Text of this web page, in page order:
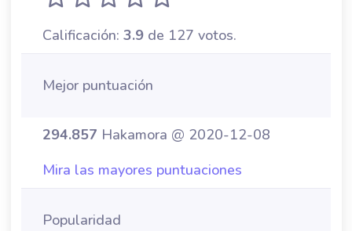
Calificación: 3.9 de 127 votos.
Mejor puntuación
294.857 Hakamora @ 2020-12-08
Mira las mayores puntuaciones
Popularidad